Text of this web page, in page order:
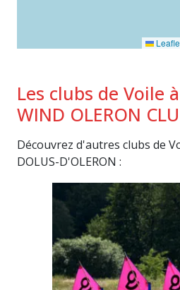
Les clubs de Voile
WIND OLERON
Découvrez d'autres clubs de
DOLUS-D'OLERON :